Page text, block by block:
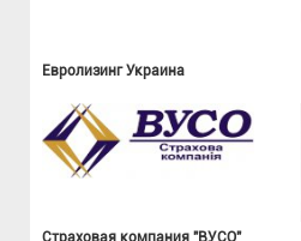
Евролизинг Украина
Страховая компания "ВУСО"